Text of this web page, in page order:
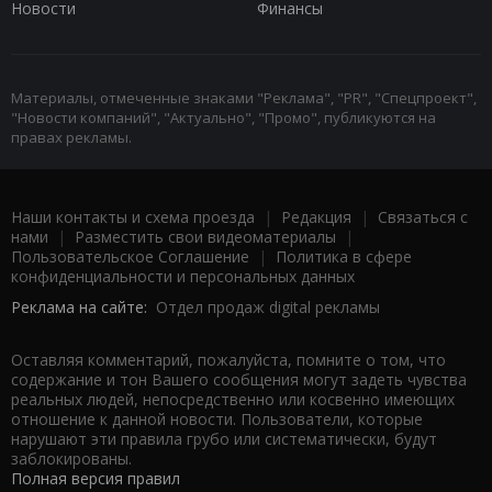
Новости
Финансы
Материалы, отмеченные знаками "Реклама", "PR", "Спецпроект",
"Новости компаний", "Актуально", "Промо", публикуются на
правах рекламы.
Наши контакты и схема проезда | Редакция | Связаться с
нами | Разместить свои видеоматериалы |
Пользовательское Соглашение |
Политика в сфере
конфиденциальности и персональных данных
Реклама на сайте: Отдел продаж digital рекламы
Оставляя комментарий, пожалуйста, помните о том, что
содержание и тон Вашего сообщения могут задеть чувства
реальных людей, непосредственно или косвенно имеющих
отношение к данной новости. Пользователи, которые
нарушают эти правила грубо или систематически, будут
заблокированы.
Полная версия правил